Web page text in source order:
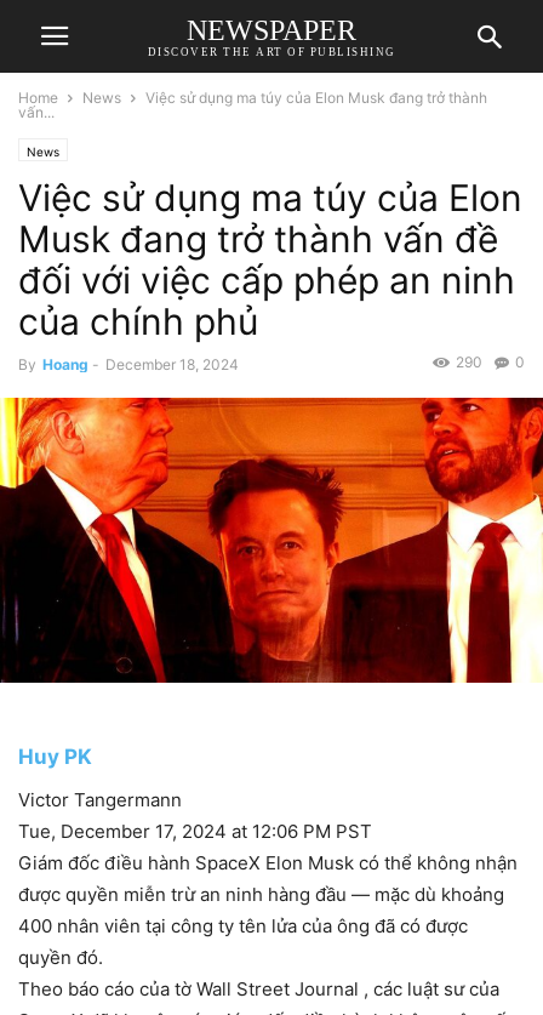
NEWSPAPER
DISCOVER THE ART OF PUBLISHING
Home News
Việc sử dụng ma túy của Elon Musk đang trở thành
vấn...
News
Việc sử dụng ma túy của Elon
Musk đang trở thành vấn đề
đối với việc cấp phép an ninh
của chính phủ
By Hoang - December 18, 2024 0
290
Huy PK
Victor Tangermann
Tue, December 17, 2024 at 12:06 PM PST
Giám đốc điều hành SpaceX Elon Musk có thể không nhận
được quyền miễn trừ an ninh hàng đầu — mặc dù khoảng
400 nhân viên tại công ty tên lửa của ông đã có được
quyền đó.
Theo báo cáo của tờ Wall Street Journal , các luật sư của